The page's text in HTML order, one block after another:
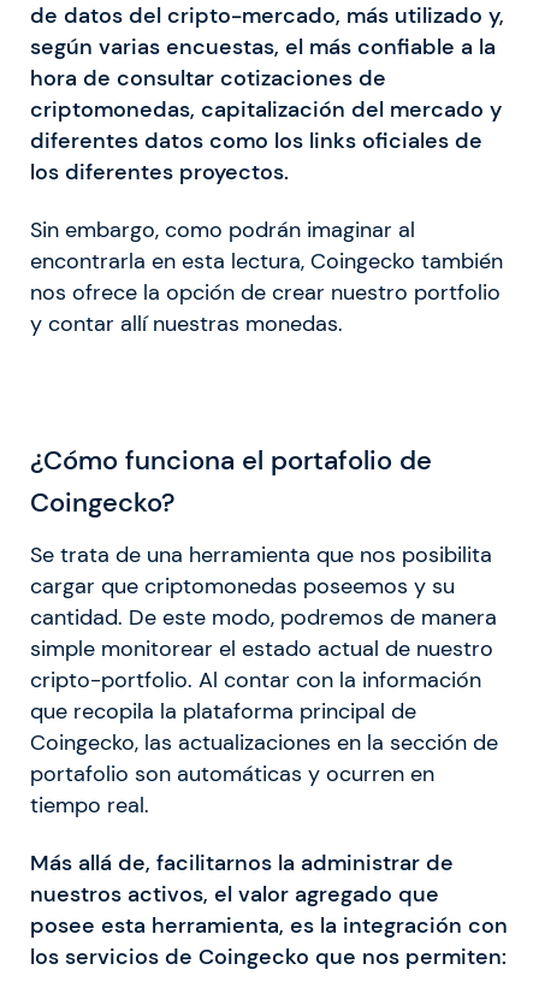
de datos del cripto-mercado, más utilizado y,
según varias encuestas, el más confiable a la
hora de consultar cotizaciones de
criptomonedas, capitalización del mercado y
diferentes datos como los links oficiales de
los diferentes proyectos.
Sin embargo, como podrán imaginar al
encontrarla en esta lectura, Coingecko también
nos ofrece la opción de crear nuestro portfolio
y contar allí nuestras monedas.
¿Cómo funciona el portafolio de
Coingecko?
Se trata de una herramienta que nos posibilita
cargar que criptomonedas poseemos y su
cantidad. De este modo, podremos de manera
simple monitorear el estado actual de nuestro
cripto-portfolio. Al contar con la información
que recopila la plataforma principal de
Coingecko, las actualizaciones en la sección de
portafolio son automáticas y ocurren en
tiempo real.
Más allá de, facilitarnos la administrar de
nuestros activos, el valor agregado que
posee esta herramienta, es la integración con
los servicios de Coingecko que nos permiten: